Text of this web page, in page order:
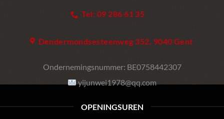
Tel: 09 286 61 35
Dendermondsesteenweg 352, 9040 Gent
Ondernemingsnummer: BE0758442307
yijunwei1978@qq.com
OPENINGSUREN